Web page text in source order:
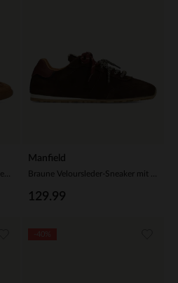
Manfield
129.99